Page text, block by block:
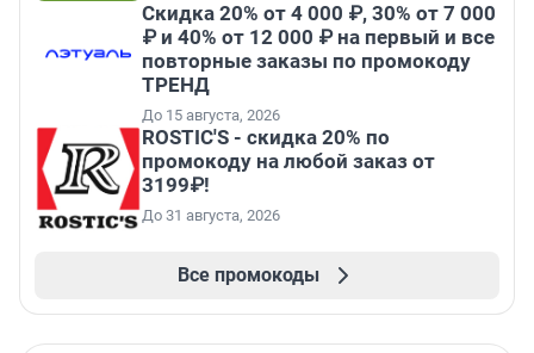
Скидка 20% от 4 000 ₽, 30% от 7 000
₽ и 40% от 12 000 ₽ на первый и все
повторные заказы по промокоду
ТРЕНД
До 15 августа, 2026
ROSTIC'S - скидка 20% по
промокоду на любой заказ от
3199₽!
До 31 августа, 2026
Все промокоды